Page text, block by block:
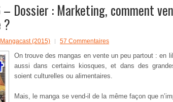
Dossier : Marketing, comment
?
Mangacast (2015) 57 Commentaires
On trouve des mangas en vente un peu partout : en
aussi dans certains kiosques, et dans des
soient culturelles ou alimentaires.
Mais, le manga se vend-il de la même façon que